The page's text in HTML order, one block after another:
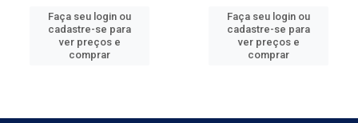
Faça seu login ou
cadastre-se para
ver preços e
comprar
Faça seu login ou
cadastre-se para
ver preços e
comprar